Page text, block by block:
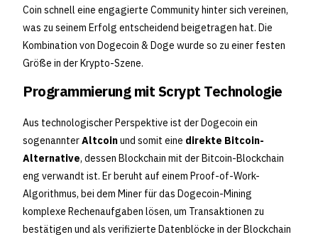
Coin schnell eine engagierte Community hinter sich vereinen,
was zu seinem Erfolg entscheidend beigetragen hat. Die
Kombination von Dogecoin & Doge wurde so zu einer festen
Größe in der Krypto-Szene.
Programmierung mit Scrypt Technologie
Aus technologischer Perspektive ist der Dogecoin ein
sogenannterAltcoinund somit eine direkte Bitcoin-
Alternative, dessen Blockchain mit der Bitcoin-Blockchain
eng verwandt ist. Er beruht auf einem Proof-of-Work-
Algorithmus, bei dem Miner für das Dogecoin-Mining
komplexe Rechenaufgaben lösen, um Transaktionen zu
bestätigen und als verifizierte Datenblöcke in der Blockchain